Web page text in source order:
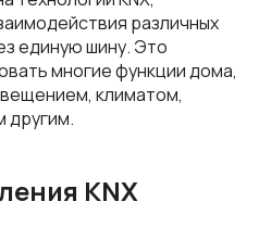
различных
единую шину. Это
многие функции дома,
климатом,
другим.
KNX